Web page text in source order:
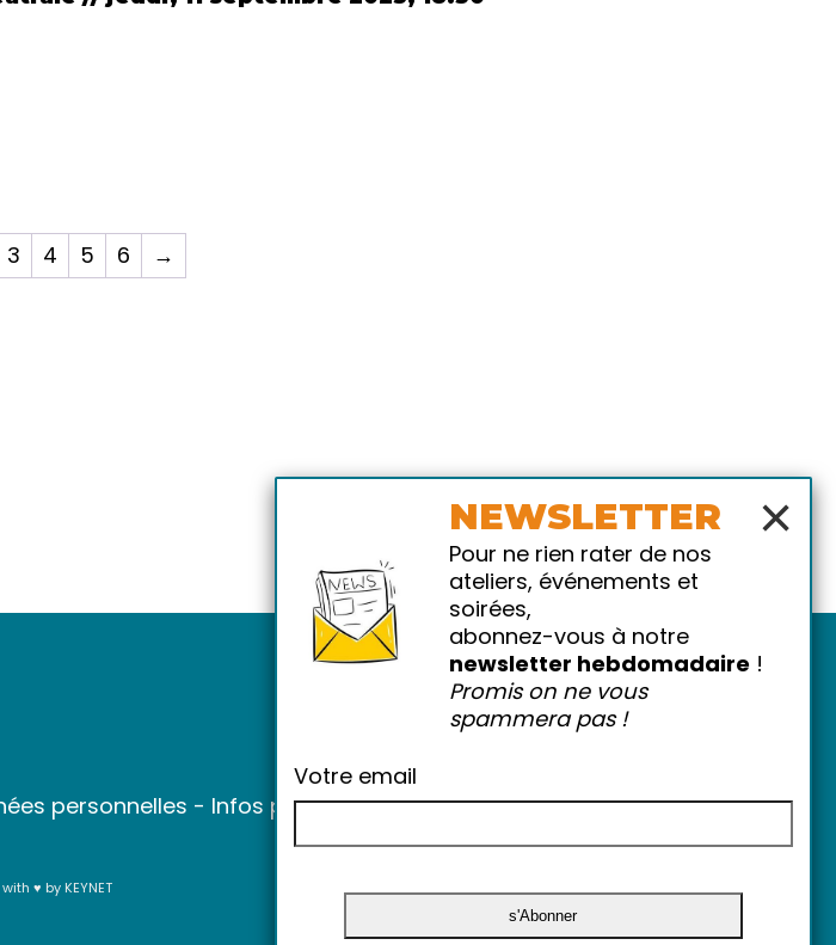
3 4 5 6 →
personnelles - Infos pratiques-FAQ
♥ by KEYNET
×
NEWSLETTER
Pour ne rien rater de nos
ateliers, événements et
soirées,
abonnez-vous à notre
newsletter hebdomadaire !
Promis on ne vous
spammera pas !
Votre email